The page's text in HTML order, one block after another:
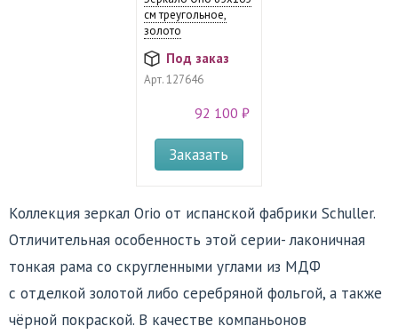
см треугольное,
золото
Под заказ
Арт.127646
92 100 ₽
Заказать
Коллекция зеркал Orio от испанской фабрики Schuller.
Отличительная особенность этой серии- лаконичная
тонкая рама со скругленными углами из МДФ
с отделкой золотой либо серебряной фольгой, а также
чёрной покраской. В качестве компаньонов